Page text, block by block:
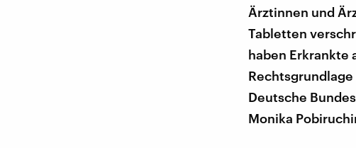
Ärztinnen und
Tabletten
haben Erkrankte
Deutsche
Monika